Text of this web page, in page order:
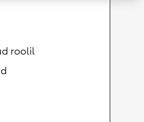
roolil